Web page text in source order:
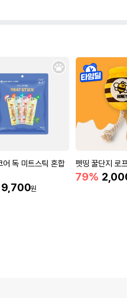
어 독 미트스틱 혼합
9,700원
펫띵 꿀단지 로
79%